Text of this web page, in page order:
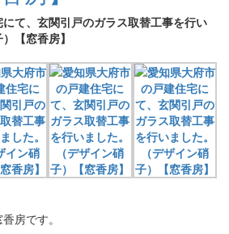
て、玄関引戸のガラス取替工事を行い
【窓香房】
房です。